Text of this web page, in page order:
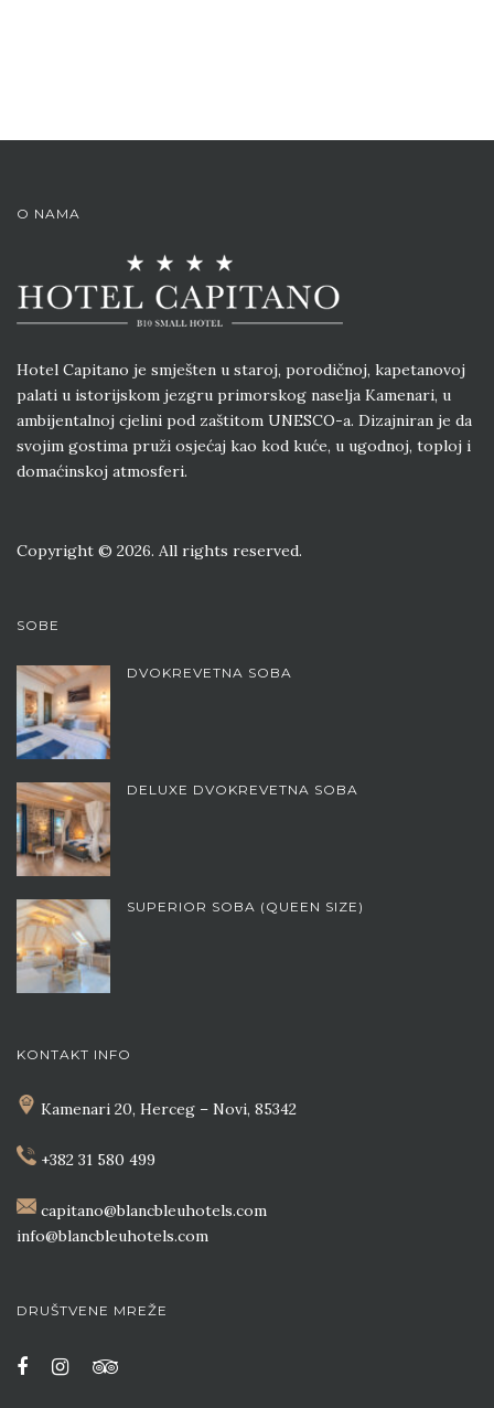
O NAMA
Hotel Capitano je smješten u staroj, porodičnoj, kapetanovoj
palati u istorijskom jezgru primorskog naselja Kamenari, u
ambijentalnoj cjelini pod zaštitom UNESCO-a. Dizajniran je da
svojim gostima pruži osjećaj kao kod kuće, u ugodnoj, toploj i
domaćinskoj atmosferi.
Copyright © 2026. All rights reserved.
SOBE
DVOKREVETNA SOBA
DELUXE DVOKREVETNA SOBA
SUPERIOR SOBA (QUEEN SIZE)
KONTAKT INFO
Kamenari 20, Herceg – Novi, 85342
+382 31 580 499
capitano@blancbleuhotels.com
info@blancbleuhotels.com
DRUŠTVENE MREŽE